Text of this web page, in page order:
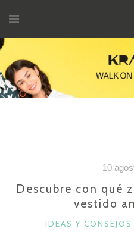
contenido
10
Descubre con qué
vestido
CATEGORÍAS
IDEAS Y